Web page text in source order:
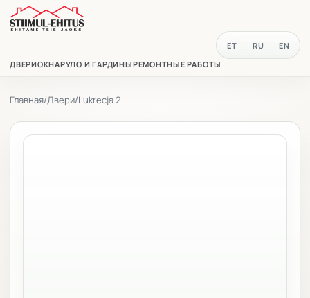
ДВЕРИОКНАРУЛО И ГАРДИНЫРЕМОНТНЫЕ РАБОТЫ
ET RU EN
Главная/Двери/Lukrecja 2